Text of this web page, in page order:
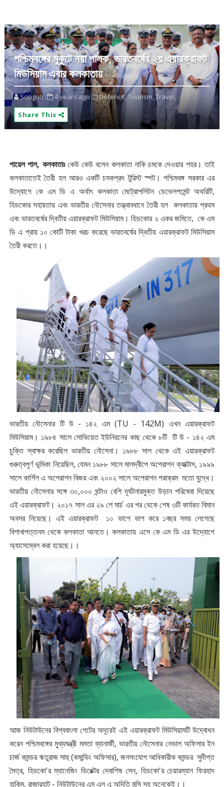
পশ্চিমবঙ্গের মুকুটে নয়া পালক, ভারতবর্ষের ২য় এয়ারক্রাফট
মিউসিয়াম এবার কলকাতায়
Songoti 4 years ago Defence,Tourism,Travel,
Share This
পায়েল পাল, কলকাতাঃকেউ কেউ বলেন কলকাতা নাকি চমকে দেওয়ার শহর। তাই
কলকাতাতেই তৈরী হল আরও একটি চমকপ্রদ টুরিস্ট স্পট। পশ্চিমবঙ্গ সরকার এর
উদ্যোগে কে এম ডি এ অর্থাৎ কলকাতা মেট্রোপলিটন ডেভেলপমেন্ট অথরিটি,
হিডকোর সহায়তায় এবং ভারতীয় নৌসেনার তত্ত্বাবধানেতৈরী হল কলকাতায় প্রথম
এবং ভারতবর্ষের দ্বিতীয় এয়ারক্রাফট মিউসিয়াম। হিডকোর ২ একর জমিতে, কে এম
ডি এ প্রায় ১০ কোটি টাকা খরচ করেছে ভারতবর্ষের দ্বিতীয় এয়ারক্রাফট মিউসিয়াম
তৈরী করতে।।
ভারতীয় নৌসেনার টি উ - ১৪২ এম (TU - 142M) এখন এয়ারক্রাফট
মিউসিয়াম। ১৯৮৪ সালে সোভিয়েত ইউনিয়নের কাছ থেকে ৮টি টি উ - ১৪২ এম
চুক্তি স্বাক্ষর করেছিল ভারতীয় নৌসেনা। ১৯৮৮ সাল থেকে এই এয়ারক্রাফট
গুরুত্বপূর্ণ ভূমিকা নিয়েছিল, যেমন ১৯৮৮ সালে মালদ্বীপে অপেরাশন ক্যাক্টাস, ১৯৯৯
সালে কার্গিল এ অপেরাশন বিজয় এবং ২০০২ সালে অপেরাশন পরাক্রম মতো যুদ্ধে।
ভারতীয় নৌসেনার সঙ্গে ৩০,০০০ ঘন্টাও বেশি দূর্ঘটনারমুক্ত উড়ান পরিষেবা দিয়েছে
এই এয়ারক্রাফট। ২০১৭ সাল এর ২৯ শে মার্চ এর পর থেকে শেষ ৩টি কার্যরত বিমান
অবসর নিয়েছে। এই এয়ারক্রাফট ১০ ভাগে ভাগ করে ১বছর সময় লেগেছে
বিশাখাপত্তনম থেকে কলকাতা আনতে। কলকাতায় এসে কে এম ডি এর উদ্যোগে
অ্যাসেম্বেল করা হয়েছে।।
আজ নিউটাউনের বিশ্ববাংলা গেটের অদূরেই এই এয়ারক্রাফট মিউসিয়ামটি উদ্বোধন
করেন পশ্চিমবঙ্গের মুখ্যমন্ত্রী মমতা ব্যানার্জী, ভারতীয় নৌসেনার নেভাল অফিসার ইন
চার্জ কমন্ডর ঋতুরাজ সাহু (কমান্ডিং অফিসার), জনসংযোগ আধিকারীক কমন্ডর সুদীপ্ত
মৈত্র, হিডকো'র ম্যানেজিং ডিরেক্টর দেবাশিষ সেন, হিডকো'র চেয়ারম্যান ফিরহাদ
হাকিম, রাজারহাট - নিউটাউনের এম এল এ অদিতি মুন্সি সহ অনেকেই।।